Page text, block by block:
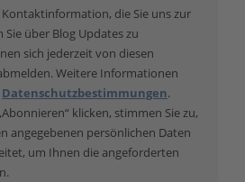
die Sie uns zur
über Blog Updates zu
sich jederzeit von diesen
Weitere Informationen
Datenschutzbestimmungen.
klicken, stimmen Sie zu,
angegebenen persönlichen Daten
um Ihnen die angeforderten